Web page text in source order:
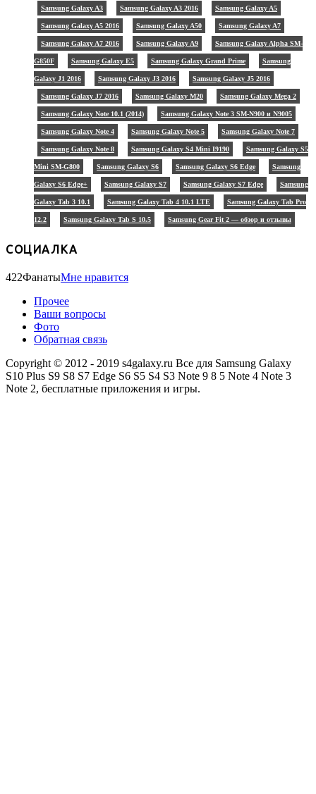
Samsung Galaxy A3 Samsung Galaxy A3 2016 Samsung Galaxy A5
Samsung Galaxy A5 2016 Samsung Galaxy A50 Samsung Galaxy A7
Samsung Galaxy A7 2016 Samsung Galaxy A9 Samsung Galaxy Alpha SM-
G850F Samsung Galaxy E5 Samsung Galaxy Grand Prime Samsung
Galaxy J1 2016 Samsung Galaxy J3 2016 Samsung Galaxy J5 2016
Samsung Galaxy J7 2016 Samsung Galaxy M20 Samsung Galaxy Mega 2
Samsung Galaxy Note 10.1 (2014) Samsung Galaxy Note 3 SM-N900 и N9005
Samsung Galaxy Note 4 Samsung Galaxy Note 5 Samsung Galaxy Note 7
Samsung Galaxy Note 8 Samsung Galaxy S4 Mini I9190 Samsung Galaxy S5
Mini SM-G800 Samsung Galaxy S6 Samsung Galaxy S6 Edge Samsung
Galaxy S6 Edge+ Samsung Galaxy S7 Samsung Galaxy S7 Edge Samsung
Galaxy Tab 3 10.1 Samsung Galaxy Tab 4 10.1 LTE Samsung Galaxy Tab Pro
12.2 Samsung Galaxy Tab S 10.5 Samsung Gear Fit 2 — обзор и отзывы
СОЦИАЛКА
422ФанатыМне нравится
Прочее
Ваши вопросы
Фото
Обратная связь
Copyright © 2012 - 2019 s4galaxy.ru Все для Samsung Galaxy
S10 Plus S9 S8 S7 Edge S6 S5 S4 S3 Note 9 8 5 Note 4 Note 3
Note 2, бесплатные приложения и игры.